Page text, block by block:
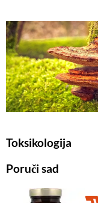
Toksikologija
Poruči sad